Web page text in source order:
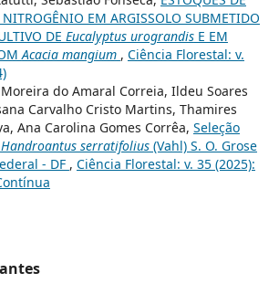
EM ARGISSOLO SUBMETIDO
DE Eucalyptus urograndisE EM
Acacia mangium , Ciência Florestal: v.
do Amaral Correia, Ildeu Soares
Carvalho Cristo Martins, Thamires
Ana Carolina Gomes Corrêa, Seleção
Handroantus serratifolius(Vahl) S. O. Grose
- DF , Ciência Florestal: v. 35 (2025):